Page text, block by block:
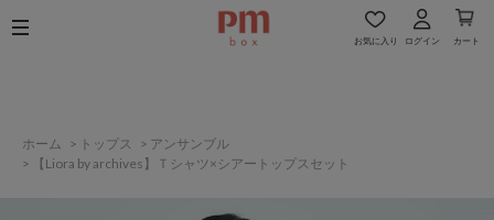
お気に入り ログイン カート
ホーム > トップス > アンサンブル
>
【Liora by archives】Ｔシャツ×シアートップスセット